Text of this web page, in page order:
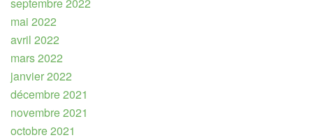
septembre 2022
mai 2022
avril 2022
mars 2022
janvier 2022
décembre 2021
novembre 2021
octobre 2021